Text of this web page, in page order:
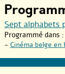
Sept alphabets
Programmé dans :
- Cinéma belge en